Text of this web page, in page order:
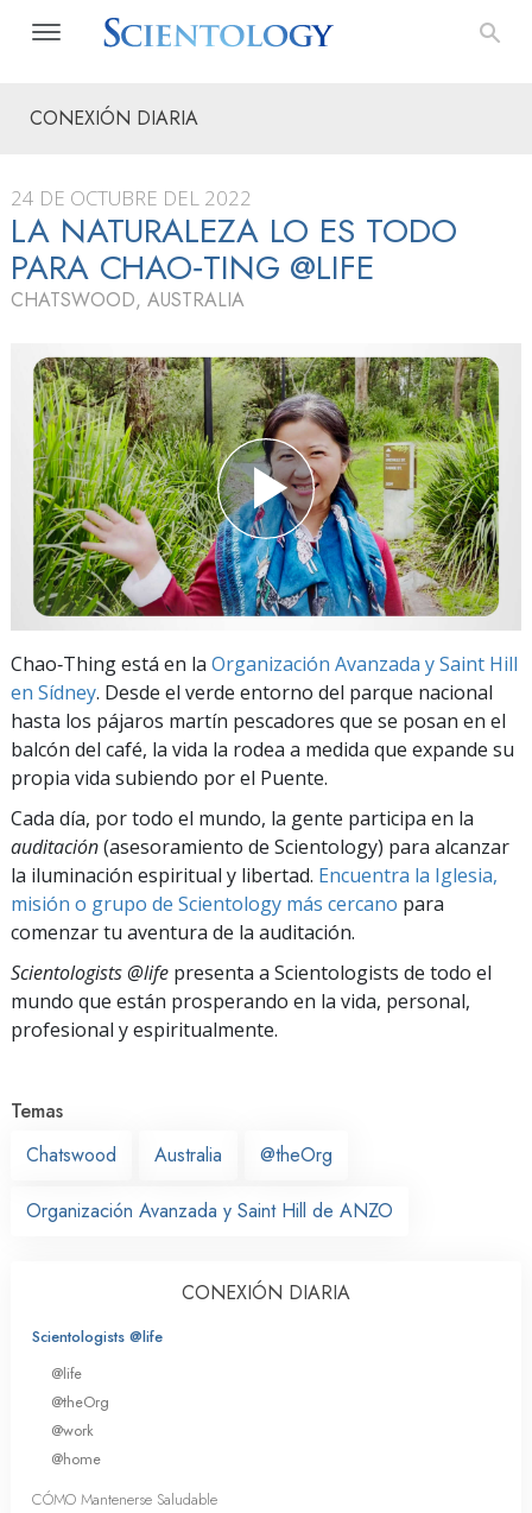
CONEXIÓN DIARIA
24 DE OCTUBRE DEL 2022
LA NATURALEZA LO ES TODO
PARA CHAO‑TING @LIFE
CHATSWOOD, AUSTRALIA
Chao‑Thing está en la Organización Avanzada y Saint Hill
en Sídney. Desde el verde entorno del parque nacional
hasta los pájaros martín pescadores que se posan en el
balcón del café, la vida la rodea a medida que expande su
propia vida subiendo por el Puente.
Cada día, por todo el mundo, la gente participa en la
auditación(asesoramiento de Scientology) para alcanzar
la iluminación espiritual y libertad. Encuentra la Iglesia,
misión o grupo de Scientology más cercano para
comenzar tu aventura de la auditación.
Scientologists @life presenta a Scientologists de todo el
mundo que están prosperando en la vida, personal,
profesional y espiritualmente.
Temas
Chatswood
Australia @theOrg
Organización Avanzada y Saint Hill de ANZO
CONEXIÓN DIARIA
Scientologists @life
@life
@theOrg
@work
@home
CÓMO Mantenerse Saludable